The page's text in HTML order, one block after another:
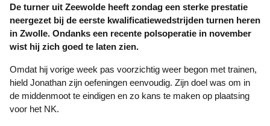
De turner uit Zeewolde heeft zondag een sterke prestatie
neergezet bij de eerste kwalificatiewedstrijden turnen heren
in Zwolle. Ondanks een recente polsoperatie in november
wist hij zich goed te laten zien.
Omdat hij vorige week pas voorzichtig weer begon met trainen,
hield Jonathan zijn oefeningen eenvoudig. Zijn doel was om in
de middenmoot te eindigen en zo kans te maken op plaatsing
voor het NK.